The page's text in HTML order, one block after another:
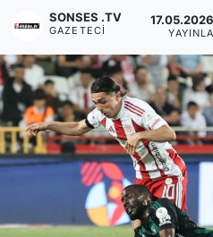
SONSES .TV
GAZETECI
SAĞLIK
Siyaset
YEREL HABER
Haberde insan
Tanıtım
Haber Arşivi